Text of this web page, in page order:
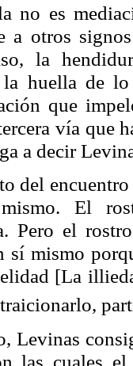
no es
a otros
la
la huella de
que
vía que
a decir
del
El
Pero el
sí mismo
elidad [La
Levinas
las cuales